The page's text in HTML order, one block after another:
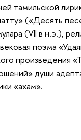
тамильской
(«Десять
(VII в н.э.),
поэма
произведения
души
«ахам».